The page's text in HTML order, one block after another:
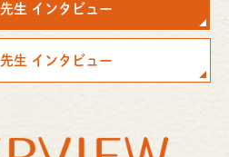
生 インタビュー
生 インタビュー